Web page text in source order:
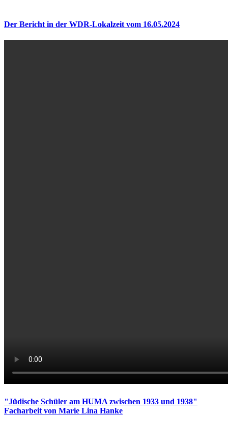
Der Bericht in der WDR-Lokalzeit vom 16.05.2024
"Jüdische Schüler am HUMA zwischen 1933 und 1938"
Facharbeit von Marie Lina Hanke